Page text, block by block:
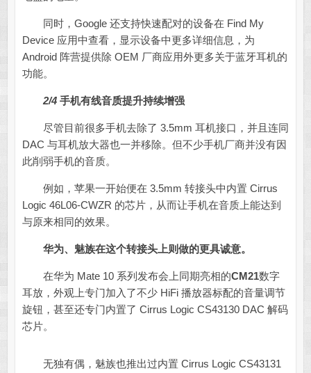
同时，Google 还支持快速配对的设备在 Find My
Device 应用中查看，显示设备中更多详细信息，为
Android 阵营提供除 OEM 厂商应用外更多关于蓝牙耳机的
功能。
2/4 手机有线音质提升持续增强
尽管目前很多手机去除了 3.5mm 耳机接口，并且连同
DAC 与耳机放大器也一并移除。但不少手机厂商并没有因
此削弱手机的音质。
例如，苹果一开始便在 3.5mm 转接头中内置 Cirrus
Logic 46L06-CWZR 的芯片，从而让手机在音质上能达到
与原来相同的效果。
华为、魅族在这个转接头上则做的更具诚意。
在华为 Mate 10 系列发布会上同期亮相的CM21数字
耳放，外观上专门加入了不少 HiFi 播放器标配的音量调节
旋钮，甚至还专门内置了 Cirrus Logic CS43130 DAC 解码
芯片。
无独有偶，魅族也推出过内置 Cirrus Logic CS43131